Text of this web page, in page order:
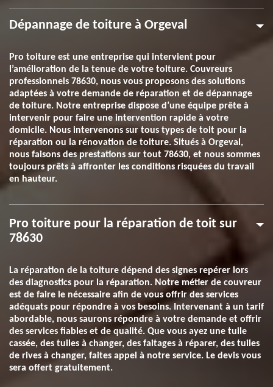
Dépannage de toiture à Orgeval
Pro toiture est une entreprise qui intervient pour
l’amélioration de la tenue de votre toiture. Couvreurs
professionnels 78630, nous vous proposons des solutions
adaptées à votre demande de réparation et de dépannage
de toiture. Notre entreprise dispose d’une équipe prête à
intervenir pour faire une intervention rapide à votre
domicile. Nous intervenons sur tous types de toit pour la
réparation ou la rénovation de toiture. Situés à Orgeval,
nous faisons des prestations sur tout 78630, et nous sommes
toujours prêts à affronter les conditions risquées du travail
en hauteur.
Pro toiture pour la réparation de toit sur
78630
La réparation de la toiture dépend des signes repérer lors
des diagnostics pour la réparation. Notre métier de couvreur
est de faire le nécessaire afin de vous offrir des services
adéquats pour répondre à vos besoins. Intervenant à un tarif
abordable, nous saurons répondre à votre demande et offrir
des services fiables et de qualité. Que vous ayez une tuile
cassée, des tuiles à changer, des faitages à réparer, des tuiles
de rives à changer, faites appel à notre service. Le devis vous
sera offert gratuitement.